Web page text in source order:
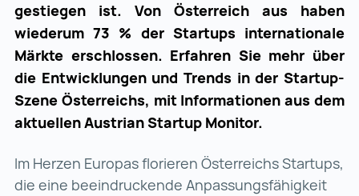
gestiegen ist. Von Österreich aus haben
wiederum 73 % der Startups internationale
Märkte erschlossen. Erfahren Sie mehr über
die Entwicklungen und Trends in der Startup-
Szene Österreichs, mit Informationen aus dem
aktuellen Austrian Startup Monitor.
Im Herzen Europas florieren Österreichs Startups,
die eine beeindruckende Anpassungsfähigkeit